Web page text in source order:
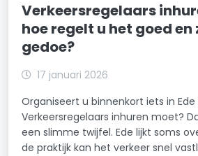
Verkeersregelaars
hoe regelt u het goed en
gedoe?
17 januari 2026
Organiseert u binnenkort iets in
Verkeersregelaars inhuren moet?
een slimme twijfel. Ede lijkt soms
de praktijk kan het verkeer snel